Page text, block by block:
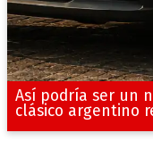
Así podría ser un
clásico argentino